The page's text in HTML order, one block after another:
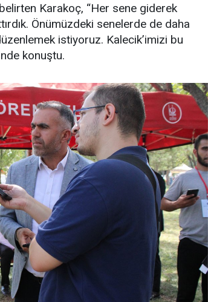
Karakoç, “Her sene giderek
Önümüzdeki senelerde de daha
istiyoruz. Kalecik’imizi bu
konuştu.